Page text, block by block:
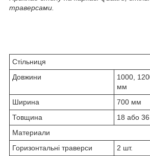
траверсами.
Стільниця
Довжини
1000,
мм
Ширина
700 мм
Товщина
18 або
Материали
Горизонтальні траверси
2 шт.